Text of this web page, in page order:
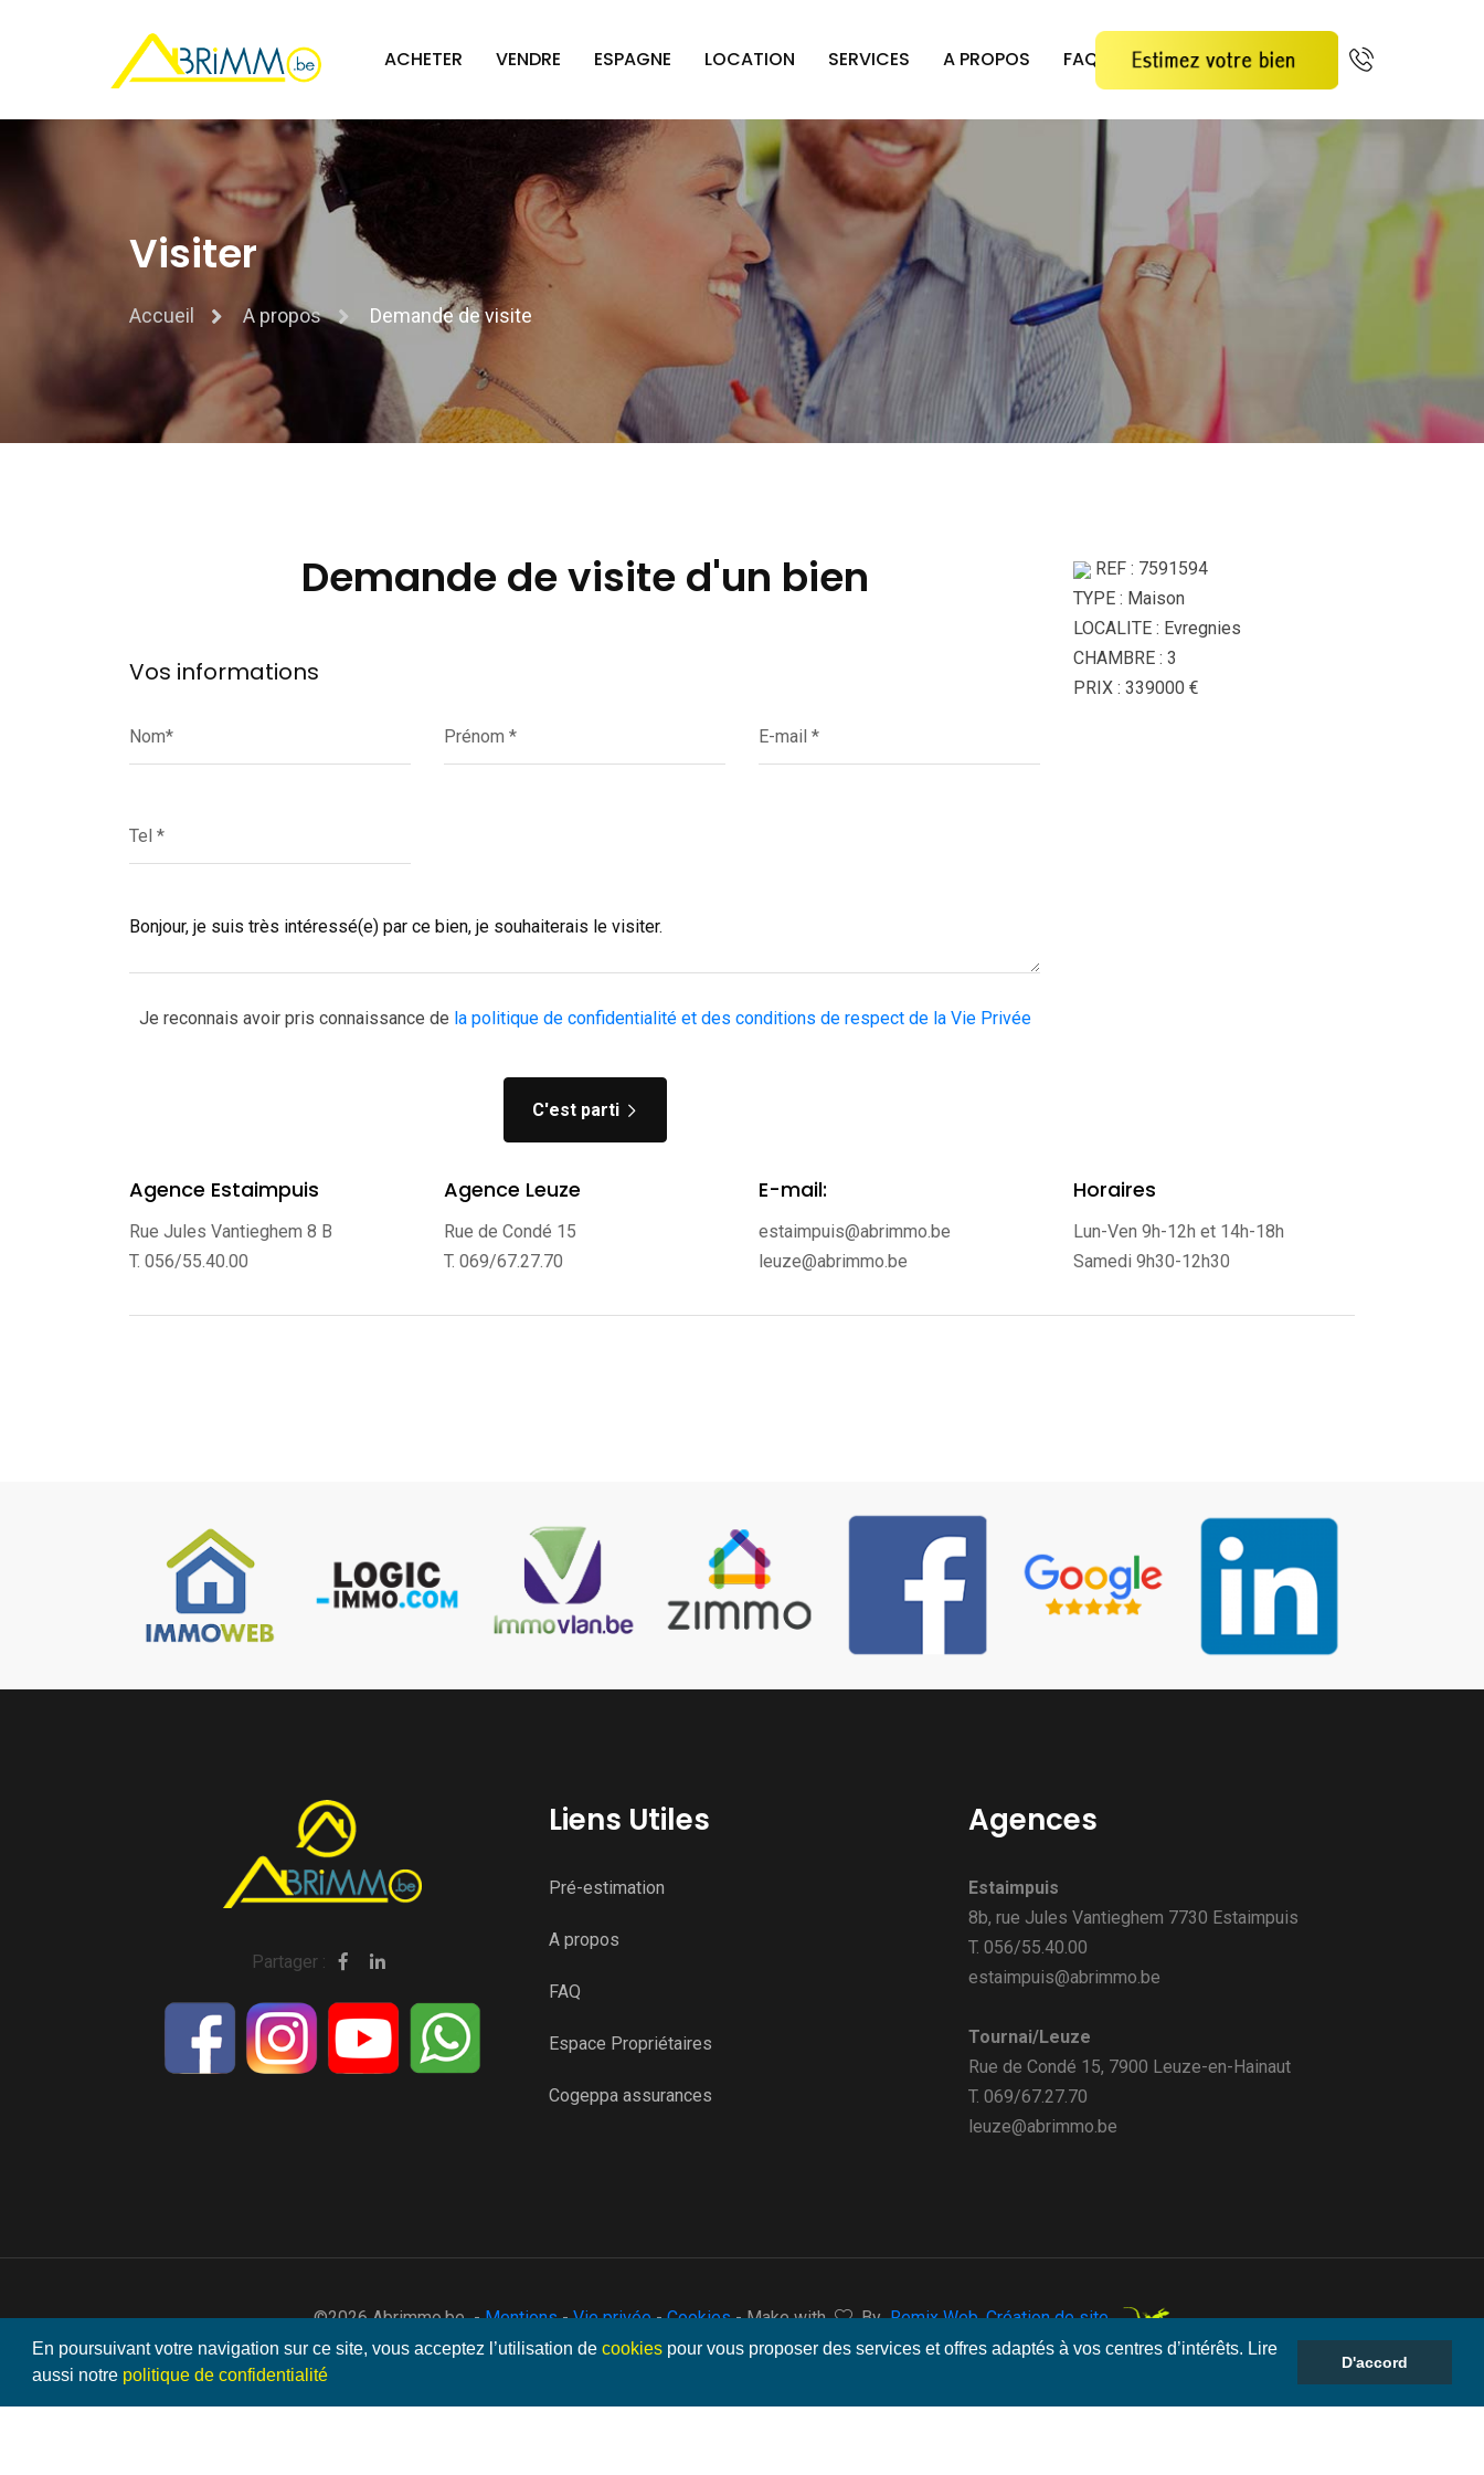
En poursuivant votre navigation sur ce site, vous acceptez l’utilisation de cookiespour vous proposer des services et offres adaptés à vos centres d’intérêts. Lire
aussi notre politique de confidentialité
D'accord
ACHETER VENDRE ESPAGNE LOCATION SERVICES A PROPOS FAQ
Visiter
Accueil A propos Demande de visite
Demande de visite d'un bien
Vos informations
Je reconnais avoir pris connaissance de la politique de confidentialité et des conditions de respect de la Vie Privée
C'est parti
REF : 7591594
TYPE : Maison
LOCALITE : Evregnies
CHAMBRE : 3
PRIX : 339000 €
Agence Estaimpuis
Rue Jules Vantieghem 8 B
T. 056/55.40.00
Agence Leuze
Rue de Condé 15
T. 069/67.27.70
E-mail:
estaimpuis@abrimmo.be
leuze@abrimmo.be
Horaires
Lun-Ven 9h-12h et 14h-18h
Samedi 9h30-12h30
Partager :
Liens Utiles
Pré-estimation
A propos
FAQ
Espace Propriétaires
Cogeppa assurances
Agences
Estaimpuis
8b, rue Jules Vantieghem 7730 Estaimpuis
T. 056/55.40.00
estaimpuis@abrimmo.be
Tournai/Leuze
Rue de Condé 15, 7900 Leuze-en-Hainaut
T. 069/67.27.70
leuze@abrimmo.be
©2026 Abrimmo.be -Mentions-Vie privée-Cookies- Make with ByRemix Web, Création de site.